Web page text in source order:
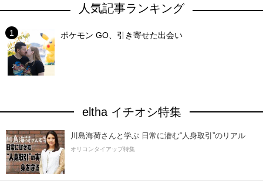
人気記事ランキング
ポケモン GO、引き寄せた出会い
eltha イチオシ特集
川島海荷さんと学ぶ 日常に潜む“人身取引”のリアル
オリコンタイアップ特集